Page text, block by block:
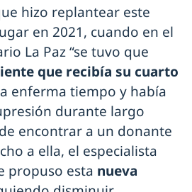
hizo replantear este
en 2021, cuando en el
La Paz “se tuvo que
que recibía su cuarto
enferma tiempo y había
durante largo
encontrar a un donante
a ella, el especialista
propuso esta nueva